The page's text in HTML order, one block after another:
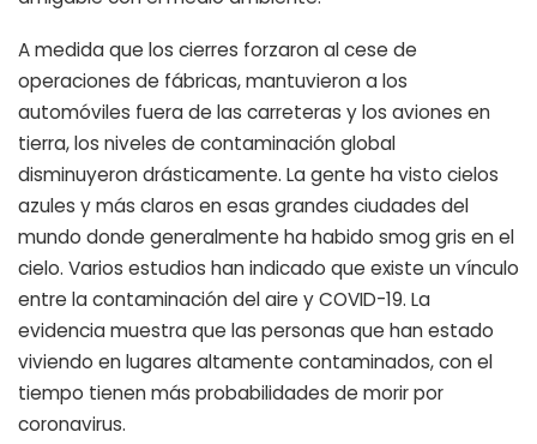
A medida que los cierres forzaron al cese de
operaciones de fábricas, mantuvieron a los
automóviles fuera de las carreteras y los aviones en
tierra, los niveles de contaminación global
disminuyeron drásticamente. La gente ha visto cielos
azules y más claros en esas grandes ciudades del
mundo donde generalmente ha habido smog gris en el
cielo. Varios estudios han indicado que existe un vínculo
entre la contaminación del aire y COVID-19. La
evidencia muestra que las personas que han estado
viviendo en lugares altamente contaminados, con el
tiempo tienen más probabilidades de morir por
coronavirus.